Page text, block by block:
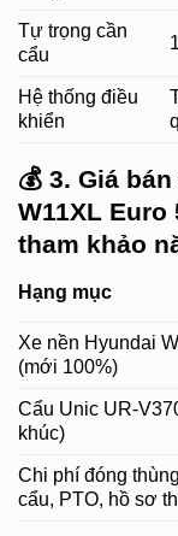
Tự trọng cần
cẩu
Hệ thống điều
khiển
💰 3. Giá
W11XL Euro
tham khảo
Hạng mục
Xe nền Hyundai
(mới 100%)
Cẩu Unic UR-
khúc)
Chi phí đóng
cẩu, PTO, hồ sơ